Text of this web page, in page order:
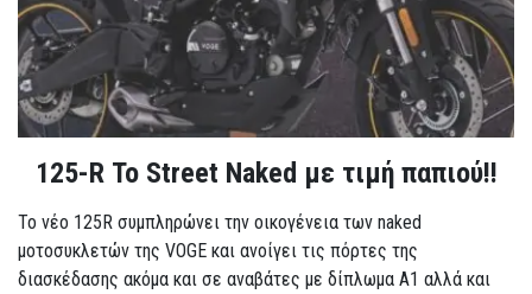
125-R Το Street Naked με τιμή παπιού!!
Το νέο 125R συμπληρώνει την οικογένεια των naked
μοτοσυκλετών της VOGE και ανοίγει τις πόρτες της
διασκέδασης ακόμα και σε αναβάτες με δίπλωμα A1 αλλά και